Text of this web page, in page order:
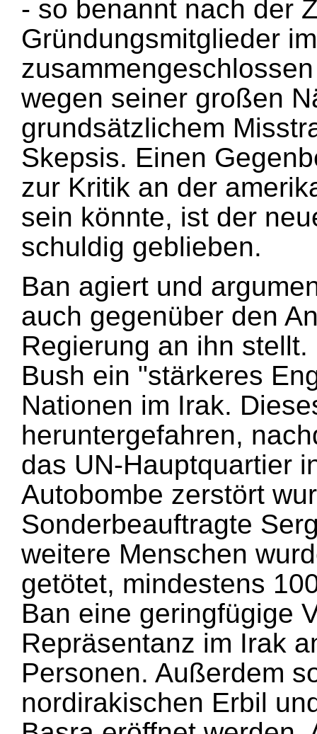
- so benannt nach der
Gründungsmitglieder
wegen seiner großen
grundsätzlichem
Skepsis. Einen
zur Kritik an der
sein könnte, ist der
schuldig geblieben.
Ban agiert und
auch gegenüber den
Regierung an ihn
Bush ein "stärkeres
Nationen im Irak.
heruntergefahren,
das UN-Hauptquartier
Autobombe zerstört
Sonderbeauftragte
weitere Menschen
getötet, mindestens
Ban eine geringfügige
Repräsentanz im Irak
Personen. Außerdem
nordirakischen Erbil